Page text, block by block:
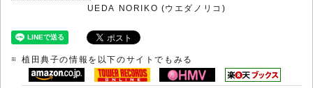
UEDA NORIKO (ウエダノリコ)
植田典子の情報を以下のサイトでもみる